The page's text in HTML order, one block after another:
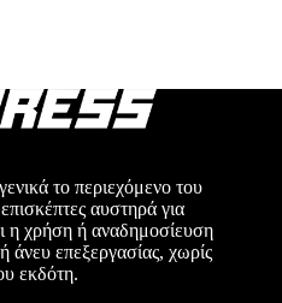
το περιεχόμενο του
αυστηρά για
η χρήση ή αναδημοσίευση
άνευ επεξεργασίας, χωρίς
εκδότη.